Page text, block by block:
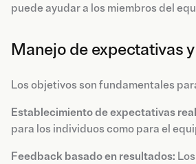
puede ayudar a los miembros del
Manejo de expectativas
Los objetivos son fundamentales
Establecimiento de expectativas
para los individuos como para el
Feedback basado en resultados: